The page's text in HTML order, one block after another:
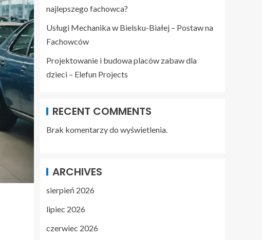
najlepszego fachowca?
Usługi Mechanika w Bielsku-Białej – Postaw na
Fachowców
Projektowanie i budowa placów zabaw dla
dzieci – Elefun Projects
RECENT COMMENTS
Brak komentarzy do wyświetlenia.
ARCHIVES
sierpień 2026
lipiec 2026
czerwiec 2026